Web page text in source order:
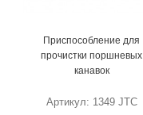
Приспособление для
прочистки поршневых
канавок
Артикул: 1349 JTC